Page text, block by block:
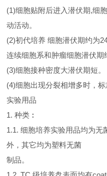
(1)细胞贴附后进入潜伏期,细
动活动。
(2)初代培养 细胞潜伏期约为
连续细胞系和肿瘤细胞潜伏期
(3)细胞接种密度大潜伏期短。
(4)细胞出现分裂相增多时，标
实验用品
1. 种类︰
1.1. 细胞培养实验用品均为无
外，其它均为塑料无菌
制品。